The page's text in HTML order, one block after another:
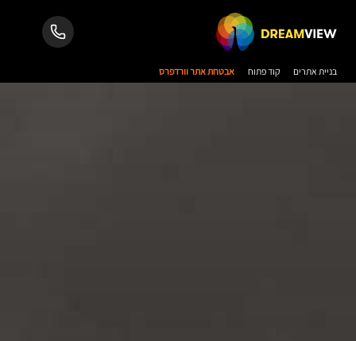
בניית אתרים קוד פתוח אבטחת אתר וורדפרס